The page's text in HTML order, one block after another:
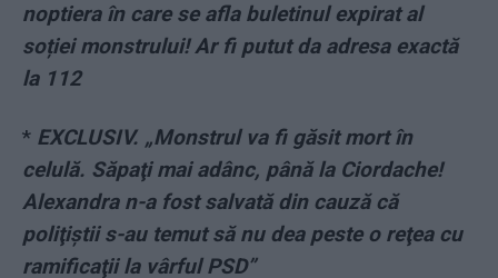
noptiera în care se afla buletinul expirat al
soției monstrului! Ar fi putut da adresa exactă
la 112
* EXCLUSIV. „Monstrul va fi găsit mort în
celulă. Săpaţi mai adânc, până la Ciordache!
Alexandra n-a fost salvată din cauză că
poliţiştii s-au temut să nu dea peste o reţea cu
ramificaţii la vârful PSD”